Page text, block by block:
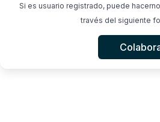
Si es usuario registrado, puede
través del siguiente